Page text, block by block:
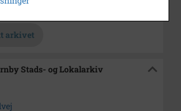
arkivet
Stads- og Lokalarkiv